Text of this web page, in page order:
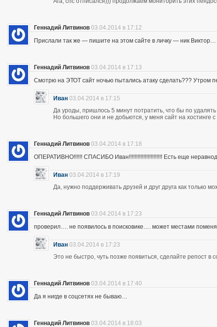
Геннадий Литвинов 03.04.2014 в 17:12
Прислали так же — пишите на этом сайте в личку — ник Виктор…
Геннадий Литвинов 03.04.2014 в 17:13
Смотрю на ЭТОТ сайт ночью пытались атаку сделать??? Утром
Иван 03.04.2014 в 17:15
Да уроды, пришлось 5 минут потратить, что бы по
Но большего они и не добьются, у меня сайт на хостинге
Геннадий Литвинов 03.04.2014 в 17:18
ОПЕРАТИВНО!!!!!! СПАСИБО Иван!!!!!!!!!!!!!!!!!!!!!!! Есть еще
Иван 03.04.2014 в 17:19
Да, нужно поддерживать друзей и друг друга как только
Геннадий Литвинов 03.04.2014 в 17:23
проверил…. не появилось в поисковике…. может местами
Иван 03.04.2014 в 17:23
Это не быстро, чуть позже появиться, сделайте репост в
Геннадий Литвинов 03.04.2014 в 17:40
Да я нигде в соцсетях не бываю…
Геннадий Литвинов 03.04.2014 в 18:03